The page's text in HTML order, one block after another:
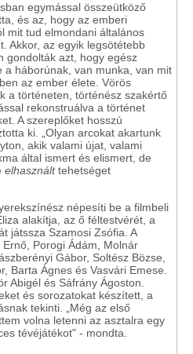
egymással összeütköző
és az, hogy az emberi
mit tud elmondani általános
Akkor, az egyik legsötétebb
gondolták azt, hogy egész
a háborúnak, van munka, van mit
az ember élete. Vörös
a történeten, történész szakértő
rekonstruálva a történet
A szereplőket hosszú
ki. „Olyan arcokat akartunk
akik valami újat, valami
által ismert és elismert, de
elhasználttehetséget
népesíti be a filmbeli
alakítja, az ő féltestvérét, a
játssza Szamosi Zsófia. A
Porogi Ádám, Molnár
Gábor, Soltész Bözse,
Barta Ágnes és Vasvári Emese.
Abigél és Sáfrány Ágoston.
és sorozatokat készített, a
tekinti. „Még az első
volna letenni az asztalra egy
tévéjátékot" - mondta.